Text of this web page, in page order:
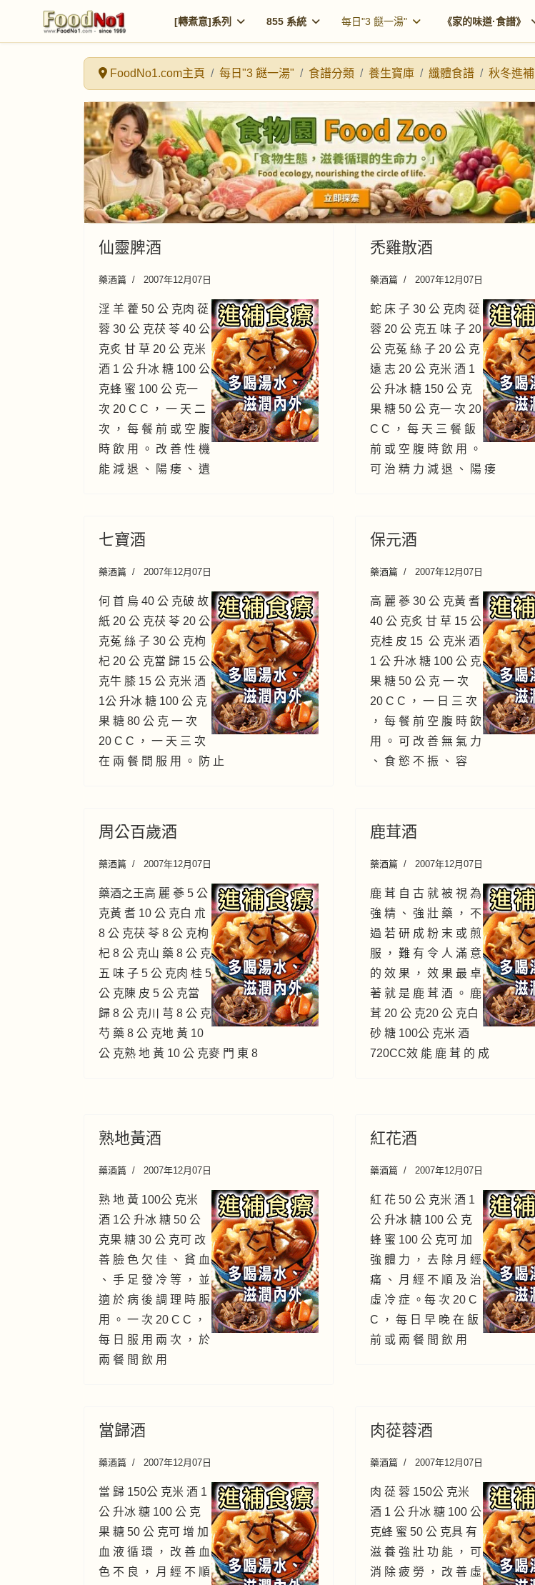
[轉煮意]系列 855 系統 每日"3 餸一湯" 《家的味道·食譜》
FoodNo1.com主頁 每日"3 餸一湯" 食譜分類 養生寶庫 纖體食譜 秋冬進補
仙靈脾酒
藥酒篇 2007年12月07日
淫 羊 藿 50 公 克肉 蓯
蓉 30 公 克茯 苓 40 公
克炙 甘 草 20 公 克米
酒 1 公 升冰 糖 100 公
克蜂 蜜 100 公 克一
次 20 C C ， 一 天 二
次 ， 每 餐 前 或 空 腹
時 飲 用 。 改 善 性 機
能 減 退 、 陽 痿 、 遺
禿雞散酒
藥酒篇 2007年12月07日
蛇 床 子 30 公 克肉 蓯
蓉 20 公 克五 味 子 20
公 克菟 絲 子 20 公 克
遠 志 20 公 克米 酒 1
公 升冰 糖 150 公 克
果 糖 50 公 克一 次 20
C C ， 每 天 三 餐 飯
前 或 空 腹 時 飲 用 。
可 治 精 力 減 退 、 陽 痿
七寶酒
藥酒篇 2007年12月07日
何 首 烏 40 公 克破 故
紙 20 公 克茯 苓 20 公
克菟 絲 子 30 公 克枸
杞 20 公 克當 歸 15 公
克牛 膝 15 公 克米 酒
1公 升冰 糖 100 公 克
果 糖 80 公 克 一 次
20 C C ， 一 天 三 次
在 兩 餐 間 服 用 。 防 止
保元酒
藥酒篇 2007年12月07日
高 麗 蔘 30 公 克黃 耆
40 公 克炙 甘 草 15 公
克桂 皮 15 公 克米 酒
1 公 升冰 糖 100 公 克
果 糖 50 公 克 一 次
20 C C ， 一 日 三 次
， 每 餐 前 空 腹 時 飲
用 。 可 改 善 無 氣 力
、 食 慾 不 振 、 容
周公百歲酒
藥酒篇 2007年12月07日
藥酒之王高 麗 蔘 5 公
克黃 耆 10 公 克白 朮
8 公 克茯 苓 8 公 克枸
杞 8 公 克山 藥 8 公 克
五 味 子 5 公 克肉 桂 5
公 克陳 皮 5 公 克當
歸 8 公 克川 芎 8 公 克
芍 藥 8 公 克地 黃 10
公 克熟 地 黃 10 公 克麥 門 東 8
鹿茸酒
藥酒篇 2007年12月07日
鹿 茸 自 古 就 被 視 為
強 精 、 強 壯 藥 ， 不
過 若 研 成 粉 末 或 煎
服 ， 難 有 令 人 滿 意
的 效 果 ， 效 果 最 卓
著 就 是 鹿 茸 酒 。 鹿
茸 20 公 克20 公 克白
砂 糖 100公 克米 酒
720CC效 能 鹿 茸 的 成
熟地黃酒
藥酒篇 2007年12月07日
熟 地 黃 100公 克米
酒 1公 升冰 糖 50 公
克果 糖 30 公 克可 改
善 臉 色 欠 佳 、 貧 血
、 手 足 發 冷 等 ， 並
適 於 病 後 調 理 時 服
用 。 一 次 20 C C ，
每 日 服 用 兩 次 ， 於
兩 餐 間 飲 用
紅花酒
藥酒篇 2007年12月07日
紅 花 50 公 克米 酒 1
公 升冰 糖 100 公 克
蜂 蜜 100 公 克可 加
強 體 力 ， 去 除 月 經
痛 、 月 經 不 順 及 治
虛 冷 症 。每 次 20 C
C ， 每 日 早 晚 在 飯
前 或 兩 餐 間 飲 用
當歸酒
藥酒篇 2007年12月07日
當 歸 150公 克米 酒 1
公 升冰 糖 100 公 克
果 糖 50 公 克可 增 加
血 液 循 環 ， 改 善 血
色 不 良 ， 月 經 不 順
肉蓯蓉酒
藥酒篇 2007年12月07日
肉 蓯 蓉 150公 克米
酒 1 公 升冰 糖 100 公
克蜂 蜜 50 公 克具 有
滋 養 強 壯 功 能 ， 可
消 除 疲 勞 ， 改 善 虛